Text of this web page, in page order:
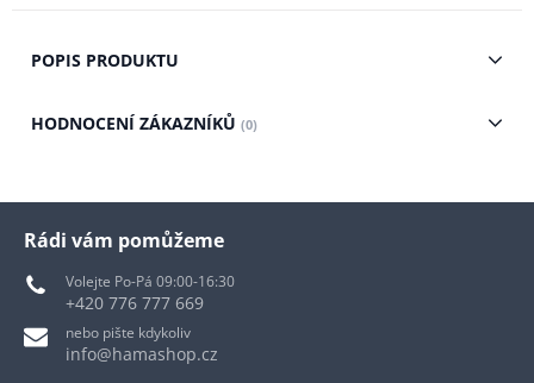
POPIS PRODUKTU
HODNOCENÍ ZÁKAZNÍKŮ (0)
Rádi vám pomůžeme
Volejte Po-Pá 09:00-16:30
+420 776 777 669
nebo pište kdykoliv
info@hamashop.cz